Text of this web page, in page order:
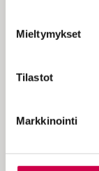
Mieltymykset
Tilastot
Markkinointi